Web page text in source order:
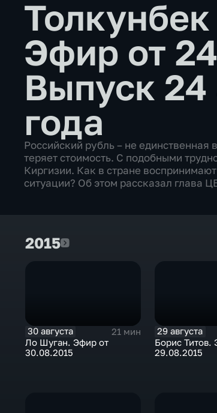
Эфир от
Выпуск 24
года
Российский рубль – не единственная
теряет стоимость. С подобными
Киргизии. Как в стране
ситуации? Об этом рассказал глава
20152015
30 августа
21 мин
Ло Шуган. Эфир от
30.08.2015
29 августа
Борис Титов.
29.08.2015